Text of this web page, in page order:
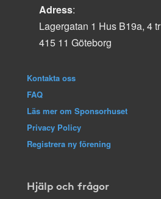
Adress:
Lagergatan 1 Hus B19a, 4 tr
415 11 Göteborg
Kontakta oss
FAQ
Läs mer om Sponsorhuset
Privacy Policy
Registrera ny förening
Hjälp och frågor